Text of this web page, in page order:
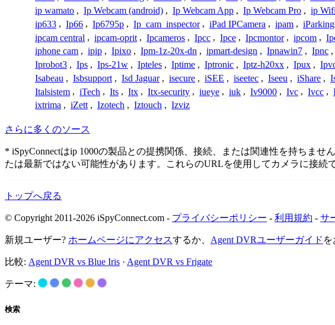
ip wamato , Ip Webcam (android) , Ip Webcam App , Ip Webcam Pro , ip Wifi
ip633 , Ip66 , Ip6795p , Ip_cam_inspector , iPad IPCamera , ipam ,
ipcam central , ipcam-oprit , Ipcameros , Ipcc , Ipce , Ipcmontor , ipcom ,
iphone cam , ipip , Ipixo , Ipm-1z-20x-dn , ipmart-design , Ipnawin7 , Ipnc ,
Iprobot3 , Ips , Ips-21w , Ipteles , Iptime , Iptronic , Iptz-h20xx , Ipux ,
Isabeau , Isbsupport , Isd Jaguar , isecure , iSEE , iseetec , Iseeu , iShare ,
Italsistem , iTech , Its , Itx , Itx-security , iueye , iuk , Iv9000 , Ivc , Ivcc ,
ixtrima , iZett , Izotech , Iztouch , Izviz
さらに多くのソース
* iSpyConnectはip 1000の製品との提携関係、接続、または関連性を持ちま
たは最新ではない可能性があります。これらのURLを使用してカメラに接続
トップへ戻る
© Copyright 2011-2026 iSpyConnect.com - プライバシーポリシー - 利用規約 - サ
新規ユーザー? ホームページにアクセスするか、 Agent DVRユーザーガイド
比較: Agent DVR vs Blue Iris · Agent DVR vs Frigate
テーマ:
検索